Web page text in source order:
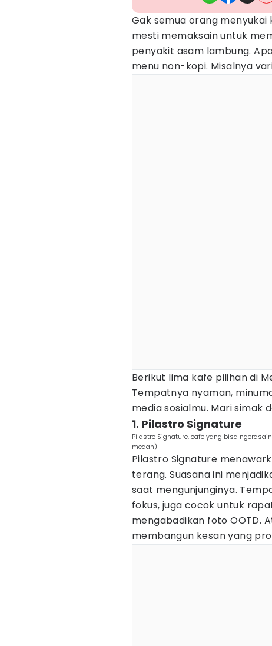
Gak semua orang menyukai
mesti memaksain untuk
penyakit asam lambung.
menu non-kopi. Misalnya
Berikut lima kafe pilihan di
Tempatnya nyaman,
media sosialmu. Mari simak
1. Pilastro Signature
Pilastro Signature, cafe yang bisa
medan)
Pilastro Signature
terang. Suasana ini
saat mengunjunginya.
fokus, juga cocok untuk
mengabadikan foto OOTD.
membangun kesan yang